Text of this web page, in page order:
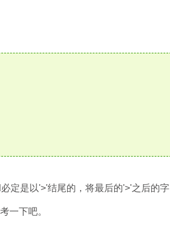
定是以'>'结尾的，将最后的'>'之后的字
一下吧。